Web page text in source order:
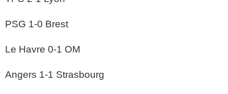
PSG 1-0 Brest
Le Havre 0-1 OM
Angers 1-1 Strasbourg